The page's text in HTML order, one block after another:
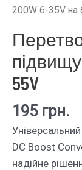
200W 6-35V на
55V
195 грн.
DC Boost
надійне